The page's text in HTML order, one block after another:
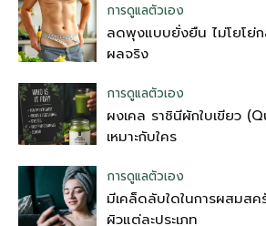
การดูแลตัวเอง
ลดพุงแบบยั่งยืน ไม่โยโย่ก
ผลจริง
การดูแลตัวเอง
ผงเคล ราชินีผักใบเขียว
เหมาะกับใคร
การดูแลตัวเอง
มีเคล็ดลับใดในการผสมสค
ผิวแต่ละประเภท